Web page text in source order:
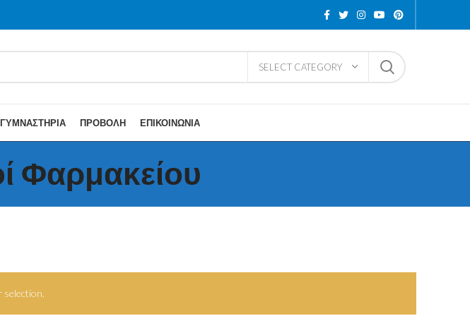
SELECT CATEGORY
ΓΥΜΝΑΣΤΉΡΙΑ ΠΡΟΒΟΛΉ ΕΠΙΚΟΙΝΩΝΙΑ
Φαρμακείου
selection.